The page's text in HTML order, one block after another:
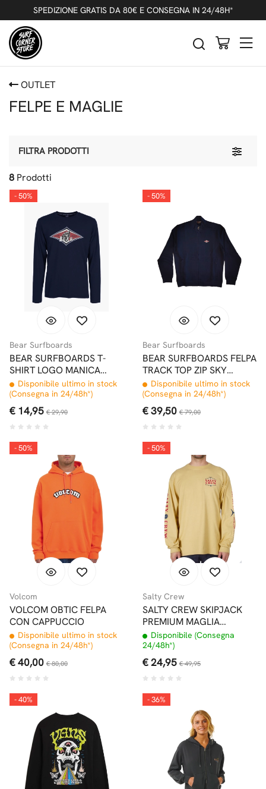
SPEDIZIONE GRATIS DA 80€ E CONSEGNA IN 24/48H*
OUTLET
FELPE E MAGLIE
Toggle
FILTRA PRODOTTI
8 Prodotti
- 50%
Bear Surfboards
BEAR SURFBOARDS T-
SHIRT LOGO MANICA
LUNGA SKY CAPTAIN
Disponibile ultimo in stock
(Consegna in 24/48h*)
€ 14,95 € 29,90
- 50%
Bear Surfboards
BEAR SURFBOARDS FELPA
TRACK TOP ZIP SKY
CAPTAIN
Disponibile ultimo in stock
(Consegna in 24/48h*)
€ 39,50 € 79,00
- 50%
Volcom
VOLCOM OBTIC FELPA
CON CAPPUCCIO
Disponibile ultimo in stock
(Consegna in 24/48h*)
€ 40,00 € 80,00
- 50%
Salty Crew
SALTY CREW SKIPJACK
PREMIUM MAGLIA
MANICHE LUNGHE CAMEL
Disponibile (Consegna
24/48h*)
€ 24,95 € 49,95
- 40% - 36%